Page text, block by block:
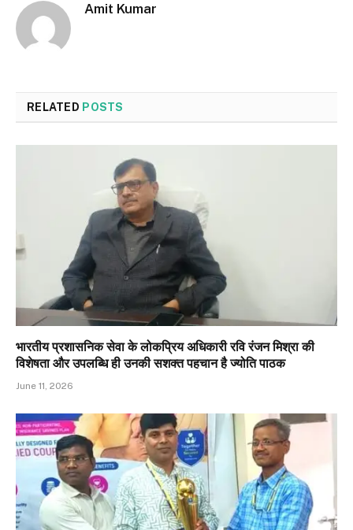
Amit Kumar
RELATED POSTS
भारतीय प्रशासनिक सेवा के लोकप्रिय अधिकारी रवि रंजन मिश्रा की
विशेषता और उपलब्धि ही उनकी सशक्त पहचान है ज्योति पाठक
June 11, 2026